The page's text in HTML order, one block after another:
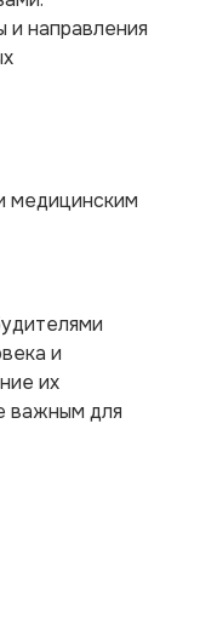
и направления
медицинским
и
их
важным для